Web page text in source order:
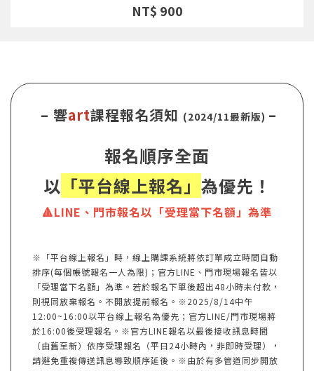
NT$ 900
– 響art課程報名須知 (2024/11最新版) –
報名順序全面
以 「平台線上報名」 為優先！
🔺LINE、門市報名以「受理當下名額」為準
※「平台線上報名」時，線上購課系統將依訂單成立時間自動
排序(每個帳號報名一人為限)；官方LINE、門市現場報名皆以
「受理當下名額」為準。若於報名下單後超出48小時未付款，
則視同放棄報名。不開放提前報名。※2025/8/14中午
12:00~16:00以平台線上報名為優先；官方LINE/門市現場將
於16:00後受理報名。※官方LINE報名以最後接收訊息時間
（由舊至新）依序受理報名（平日24小時內，非即時受理），
請避免重複傳送訊息導致順序延後。※由於有多管道同步開放